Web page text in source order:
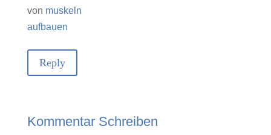
von muskeln
aufbauen
Reply
Kommentar Schreiben